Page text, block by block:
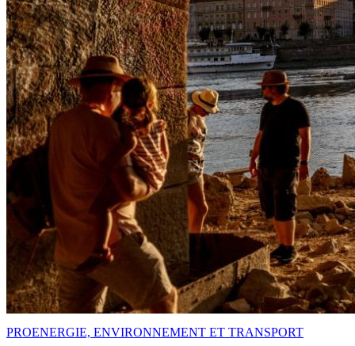
PROENERGIE, ENVIRONNEMENT ET TRANSPORT